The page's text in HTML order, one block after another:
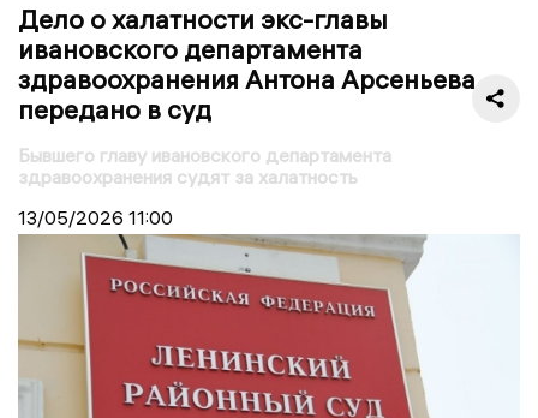
Дело о халатности экс-главы
ивановского департамента
здравоохранения Антона Арсеньева
передано в суд
Бывшего главу ивановского департамента
здравоохранения судят за халатность
13/05/2026 11:00